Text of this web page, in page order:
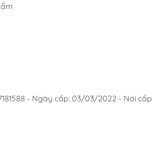
- Ngày cấp: 03/03/2022 - Nơi cấp